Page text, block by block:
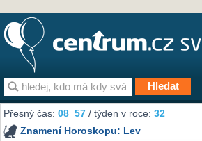
Přesný čas:08 57 / týden v roce:32
Znamení Horoskopu: Lev